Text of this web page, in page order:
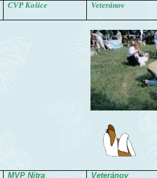
CVP Košice Veteránov
MVP Nitra Veteránov